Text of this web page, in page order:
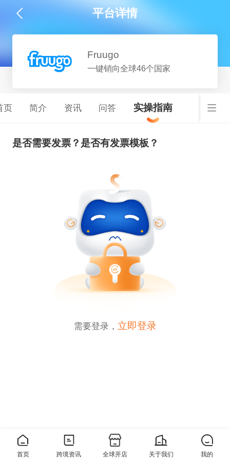
平台详情
Fruugo
一键销向全球46个国家
页 简介 资讯 问答 实操指南
是否需要发票？是否有发票模板？
需要登录， 立即登录
0
首页 跨境资讯 全球开店 关于我们 我的